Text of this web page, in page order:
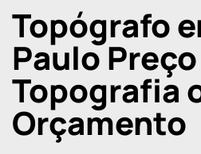
Topógrafo
Paulo Preço
Topografia
Orçamento